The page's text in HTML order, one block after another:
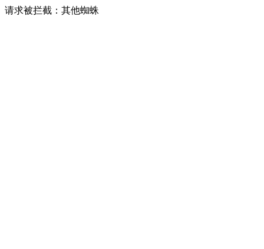
请求被拦截：其他蜘蛛